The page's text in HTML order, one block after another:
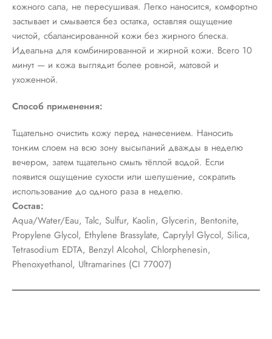
кожного сала, не пересушивая. Легко наносится, комфортно
застывает и смывается без остатка, оставляя ощущение
чистой, сбалансированной кожи без жирного блеска.
Идеальна для комбинированной и жирной кожи. Всего 10
минут — и кожа выглядит более ровной, матовой и
ухоженной.
Способ применения:
Тщательно очистить кожу перед нанесением. Наносить
тонким слоем на всю зону высыпаний дважды в неделю
вечером, затем тщательно смыть тёплой водой. Если
появится ощущение сухости или шелушение, сократить
использование до одного раза в неделю.
Состав:
Aqua/Water/Eau, Talc, Sulfur, Kaolin, Glycerin, Bentonite,
Propylene Glycol, Ethylene Brassylate, Caprylyl Glycol, Silica,
Tetrasodium EDTA, Benzyl Alcohol, Chlorphenesin,
Phenoxyethanol, Ultramarines (CI 77007)